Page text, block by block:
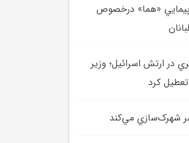
«هما» درخصوص
در ارتش اسرائيل؛ وزير
کرد
شهرک‌سازي مي‌کند